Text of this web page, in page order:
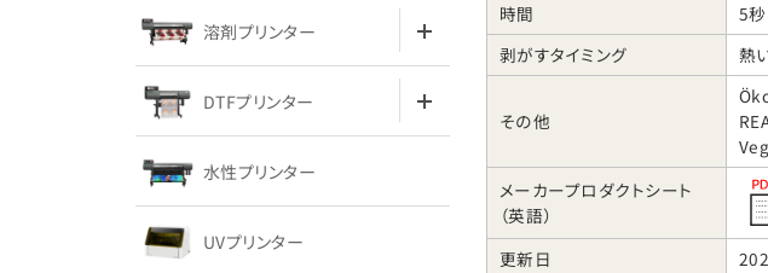
時間
5秒
剥がすタイミング
熱
その他
メーカープロダクトシート
（英語）
更新日
溶剤プリンター
DTFプリンター
水性プリンター
UVプリンター